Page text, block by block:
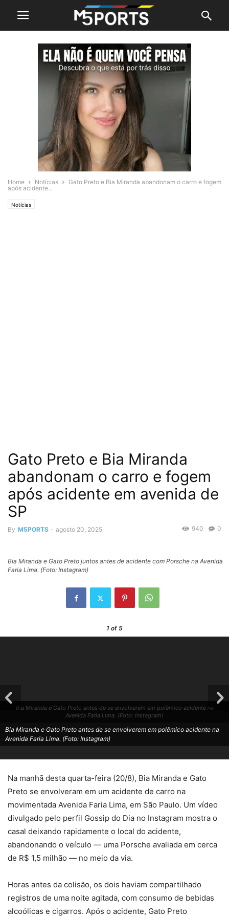
Home Notícias
Gato Preto e Bia Miranda abandonam o carro e fogem
após acidente...
Notícias
Gato Preto e Bia Miranda
abandonam o carro e fogem
após acidente em avenida de
SP
By M5PORTS - agosto 20, 2025 0
940
Bia Miranda e Gato Preto juntos antes de acidente com Porsche na Avenida
Faria Lima. (Foto: Instagram)
1 of 5
Bia Miranda e Gato Preto antes de se envolverem em polêmico acidente na
Avenida Faria Lima. (Foto: Instagram)
Bia Miranda e Gato Preto antes de se envolverem em polêmico acidente na
Avenida Faria Lima. (Foto: Instagram)
Na manhã desta quarta-feira (20/8), Bia Miranda e Gato
Preto se envolveram em um acidente de carro na
movimentada Avenida Faria Lima, em São Paulo. Um vídeo
divulgado pelo perfil Gossip do Dia no Instagram mostra o
casal deixando rapidamente o local do acidente,
abandonando o veículo — uma Porsche avaliada em cerca
de R$ 1,5 milhão — no meio da via.
Horas antes da colisão, os dois haviam compartilhado
registros de uma noite agitada, com consumo de bebidas
alcoólicas e cigarros. Após o acidente, Gato Preto